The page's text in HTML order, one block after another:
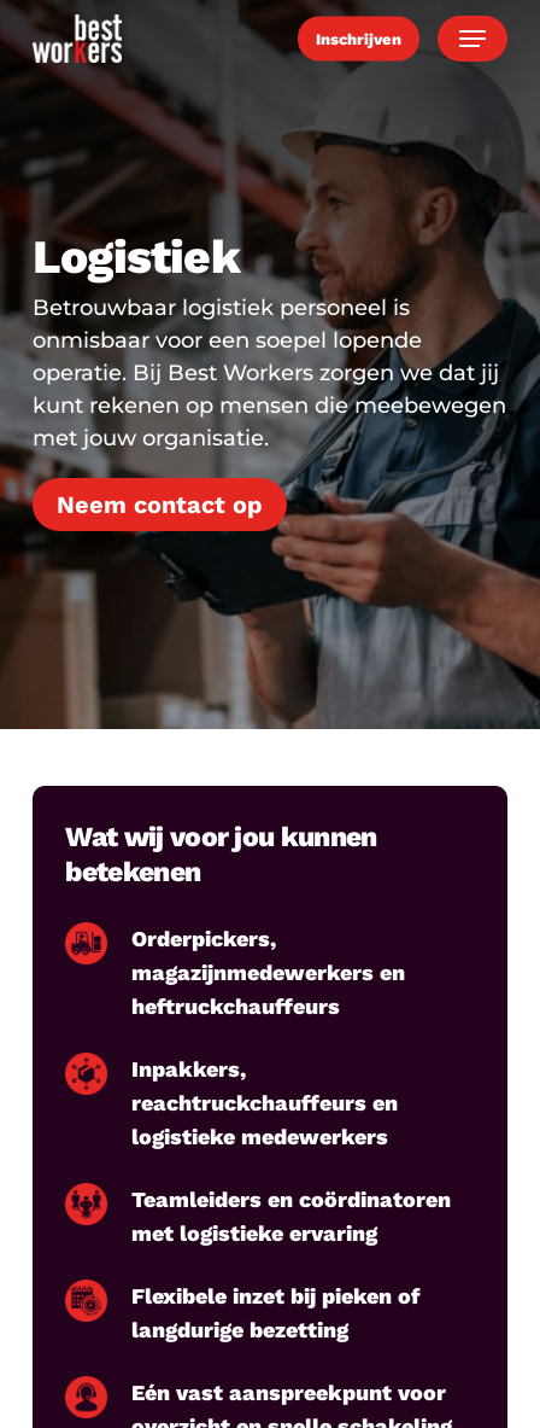
Skip
to
main
Inschrijven Menu
Logistiek
Betrouwbaar logistiek personeel is
onmisbaar voor een soepel lopende
operatie. Bij Best Workers zorgen we dat jij
kunt rekenen op mensen die meebewegen
met jouw organisatie.
Neem contact op
Wat wij voor jou kunnen
betekenen
Orderpickers,
magazijnmedewerkers en
heftruckchauffeurs
Inpakkers,
reachtruckchauffeurs en
logistieke medewerkers
Teamleiders en coördinatoren
met logistieke ervaring
Flexibele inzet bij pieken of
langdurige bezetting
Eén vast aanspreekpunt voor